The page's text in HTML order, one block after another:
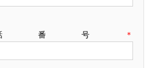
番号 ＊